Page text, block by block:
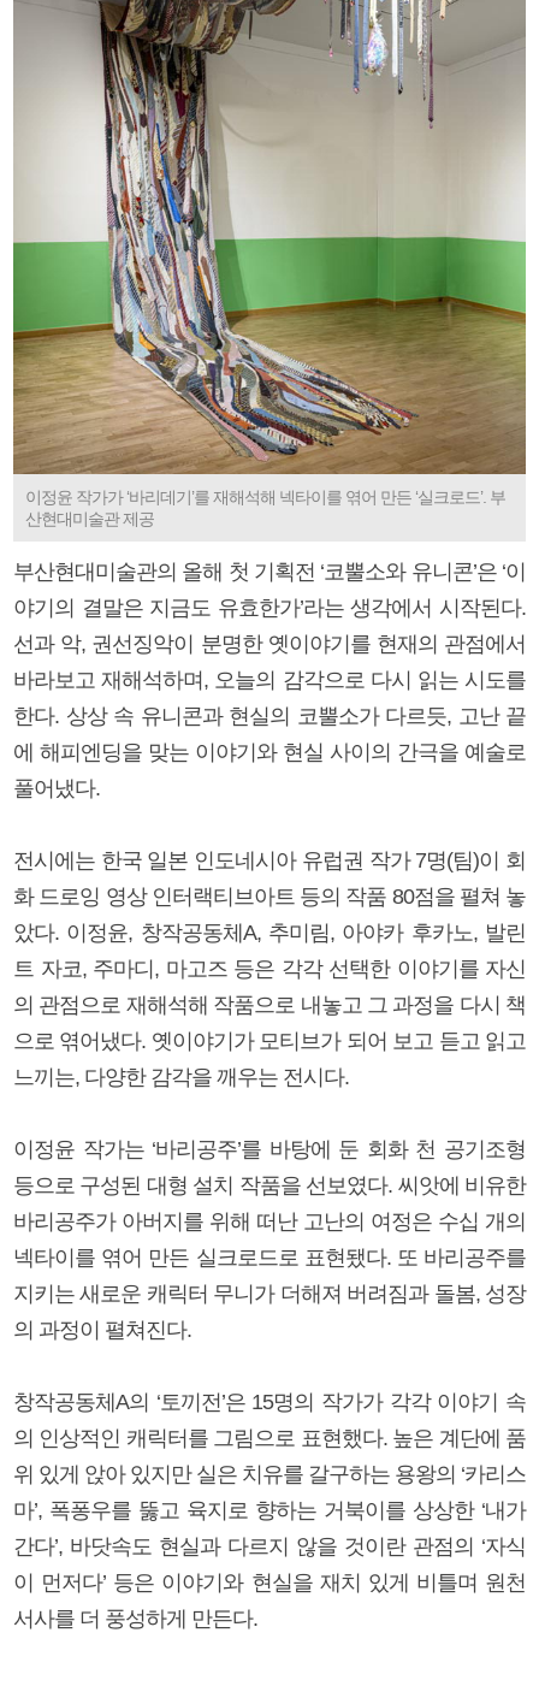
이정윤 작가가 ‘바리데기’를 재해석해 넥타이를 엮어 만든 ‘실크로드’. 부
산현대미술관 제공
부산현대미술관의 올해 첫 기획전 ‘코뿔소와 유니콘’은 ‘이
야기의 결말은 지금도 유효한가’라는 생각에서 시작된다.
선과 악, 권선징악이 분명한 옛이야기를 현재의 관점에서
바라보고 재해석하며, 오늘의 감각으로 다시 읽는 시도를
한다. 상상 속 유니콘과 현실의 코뿔소가 다르듯, 고난 끝
에 해피엔딩을 맞는 이야기와 현실 사이의 간극을 예술로
풀어냈다.
전시에는 한국 일본 인도네시아 유럽권 작가 7명(팀)이 회
화 드로잉 영상 인터랙티브아트 등의 작품 80점을 펼쳐 놓
았다. 이정윤, 창작공동체A, 추미림, 아야카 후카노, 발린
트 자코, 주마디, 마고즈 등은 각각 선택한 이야기를 자신
의 관점으로 재해석해 작품으로 내놓고 그 과정을 다시 책
으로 엮어냈다. 옛이야기가 모티브가 되어 보고 듣고 읽고
느끼는, 다양한 감각을 깨우는 전시다.
이정윤 작가는 ‘바리공주’를 바탕에 둔 회화 천 공기조형
등으로 구성된 대형 설치 작품을 선보였다. 씨앗에 비유한
바리공주가 아버지를 위해 떠난 고난의 여정은 수십 개의
넥타이를 엮어 만든 실크로드로 표현됐다. 또 바리공주를
지키는 새로운 캐릭터 무니가 더해져 버려짐과 돌봄, 성장
의 과정이 펼쳐진다.
창작공동체A의 ‘토끼전’은 15명의 작가가 각각 이야기 속
의 인상적인 캐릭터를 그림으로 표현했다. 높은 계단에 품
위 있게 앉아 있지만 실은 치유를 갈구하는 용왕의 ‘카리스
마’, 폭퐁우를 뚫고 육지로 향하는 거북이를 상상한 ‘내가
간다’, 바닷속도 현실과 다르지 않을 것이란 관점의 ‘자식
이 먼저다’ 등은 이야기와 현실을 재치 있게 비틀며 원천
서사를 더 풍성하게 만든다.